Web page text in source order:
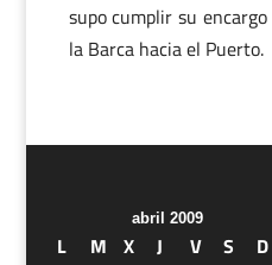
supo cumplir su
la Barca hacia el Puerto.
abril 2009
L M X J V S
D